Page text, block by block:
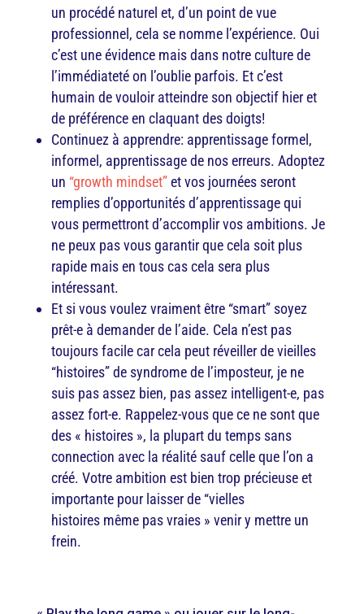
un procédé naturel et, d’un point de vue
professionnel, cela se nomme l’expérience. Oui
c’est une évidence mais dans notre culture de
l’immédiateté on l’oublie parfois. Et c’est
humain de vouloir atteindre son objectif hier et
de préférence en claquant des doigts!
Continuez à apprendre: apprentissage formel,
informel, apprentissage de nos erreurs. Adoptez
un “growth mindset”et vos journées seront
remplies d’opportunités d’apprentissage qui
vous permettront d’accomplir vos ambitions. Je
ne peux pas vous garantir que cela soit plus
rapide mais en tous cas cela sera plus
intéressant.
Et si vous voulez vraiment être “smart” soyez
prêt-e à demander de l’aide. Cela n’est pas
toujours facile car cela peut réveiller de vieilles
“histoires” de syndrome de l’imposteur, je ne
suis pas assez bien, pas assez intelligent-e, pas
assez fort-e. Rappelez-vous que ce ne sont que
des « histoires », la plupart du temps sans
connection avec la réalité sauf celle que l’on a
créé. Votre ambition est bien trop précieuse et
importante pour laisser de “vielles
histoires même pas vraies » venir y mettre un
frein.